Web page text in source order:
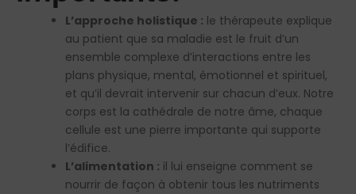
L’approche holistique : le thérapeute explique
au patient que sa maladie est le fruit d’un
ensemble complexe d’interactions entre les
plans physique, mental, émotionnel et spirituel,
et qu’il devrait intervenir sur chacun d’eux. Notre
corps est la cathédrale de notre âme, chaque
cellule est une pierre importante qui supporte
l’édifice.
L’alimentation : il lui enseigne comment se
nourrir de façon à obtenir tous les nutriments